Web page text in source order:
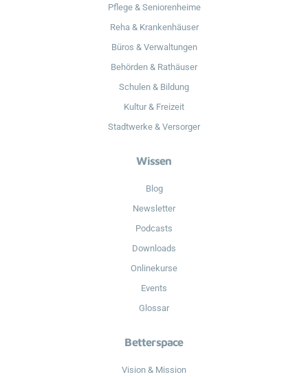
Pflege & Seniorenheime
Reha & Krankenhäuser
Büros & Verwaltungen
Behörden & Rathäuser
Schulen & Bildung
Kultur & Freizeit
Stadtwerke & Versorger
Wissen
Blog
Newsletter
Podcasts
Downloads
Onlinekurse
Events
Glossar
Betterspace
Vision & Mission